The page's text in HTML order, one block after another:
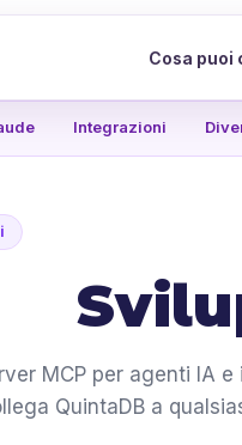
Cosa puoi
Integrazioni
MCP per agenti IA
QuintaDB a